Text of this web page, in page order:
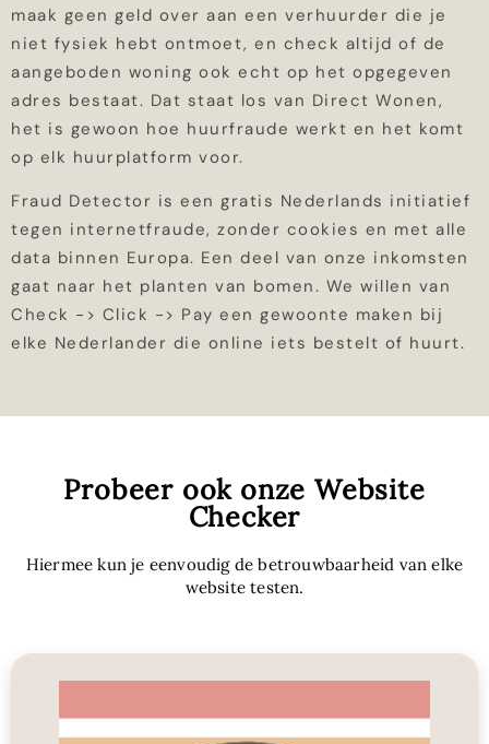
maak geen geld over aan een verhuurder die je
niet fysiek hebt ontmoet, en check altijd of de
aangeboden woning ook echt op het opgegeven
adres bestaat. Dat staat los van Direct Wonen,
het is gewoon hoe huurfraude werkt en het komt
op elk huurplatform voor.
Fraud Detector is een gratis Nederlands initiatief
tegen internetfraude, zonder cookies en met alle
data binnen Europa. Een deel van onze inkomsten
gaat naar het planten van bomen. We willen van
Check -> Click -> Pay een gewoonte maken bij
elke Nederlander die online iets bestelt of huurt.
Probeer ook onze Website
Checker
Hiermee kun je eenvoudig de betrouwbaarheid van elke
website testen.